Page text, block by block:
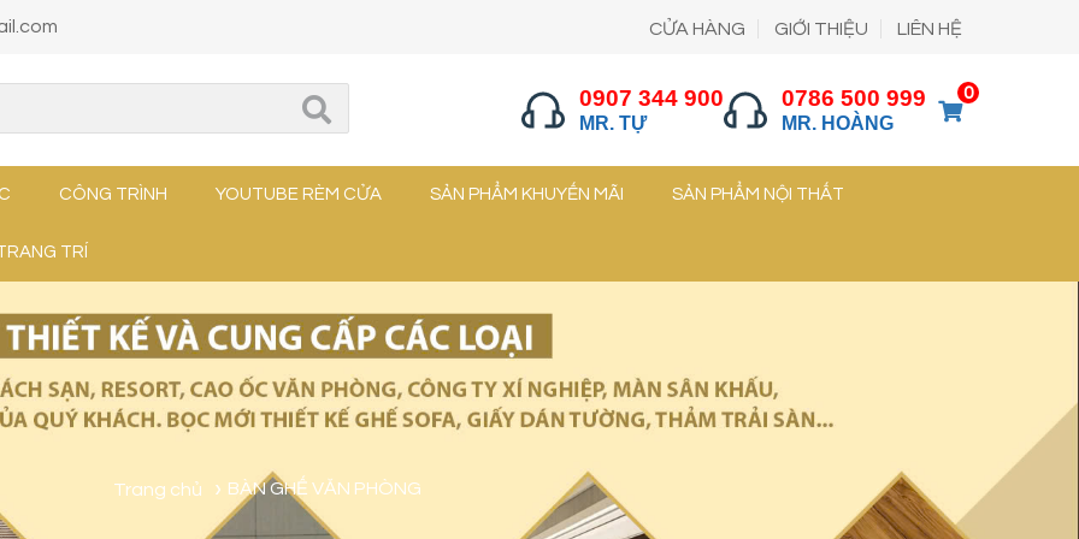
CỬA HÀNG GIỚI THIỆU LIÊN HỆ
0907 344 900
MR. TỰ
0786 500 999
MR. HOÀNG
0
CÔNG TRÌNH YOUTUBE RÈM CỬA SẢN PHẨM KHUYẾN MÃI SẢN PHẨM NỘI THẤT
TRÍ
Trang chủ BÀN GHẾ VĂN PHÒNG